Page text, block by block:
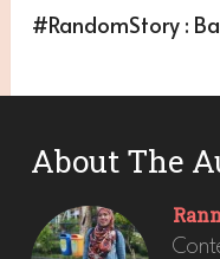
#RandomStory :
About The